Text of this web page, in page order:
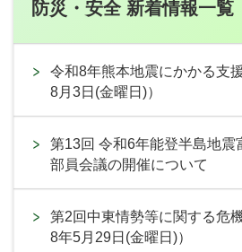
防災・安全 新着情報一覧
令和8年熊本地震にかかる支
8月3日(金曜日)）
第13回 令和6年能登半島地震
部員会議の開催について
第2回中東情勢等に関する危
8年5月29日(金曜日)）